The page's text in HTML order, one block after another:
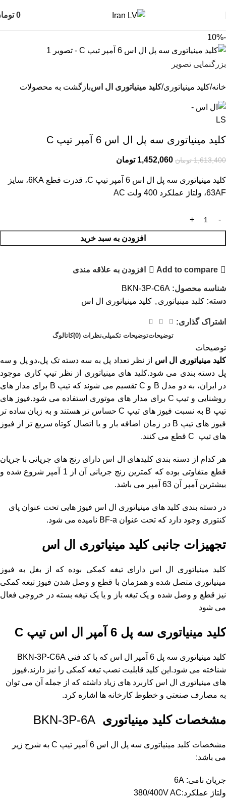
0
-10%
بزرگنمایی تصویر
خانه کلید مینیاتوری کلید مینیاتوری ال اسبازگشت به محصولات
کلید مینیاتوری سه پل ال اس 6 آمپر تیپ C
1,613,400 تومان 1,452,060 تومان
کلید مینیاتوری سه پل ال اس 6 آمپر تیپ C، قدرت قطع 6KA، سایز
63AF، ولتاژ عملکرد 400 ولت AC
افزودن به سبد خرید
Add to compare افزودن به علاقه مندی
شناسه محصول: BKN-3P-C6A
دسته: کلید مینیاتوری , کلید مینیاتوری ال اس
اشتراک گذاری:
توضیحاتتوضیحات تکمیلینظرات (0) کاتالوگ
توضیحات
کلید مینیاتوری ال اس از نظر تعداد پل به سه دسته تک پل،دو پل و سه
پل دسته بندی می شود.کلید های مینیاتوری از نظر تیپ کاری موجود
در ایران، به دو مدل B و C تقسیم می شوند که تیپ B برای مدار های
روشنایی و تیپ C برای مدار های موتوری استفاده می شود.فیوز های
تیپ B به نسبت فیوز های تیپ C حساس تر هستند و به زبان ساده تر
فیوز های تیپ B در زمان اضافه بار و یا اتصال کوتاه سریع تر از فیوز
های تیپ C قطع می کنند.
هر کدام از دسته بندی کلیدهای ال اس دارای رنج های جریانی با جریان
قطع متفاوتی بوده که کمترین رنج جریانی آن از 1 آمپر شروع شده و
بیشترین آمپر آن 63 آمپر می باشد.
در دسته بندی کلید های مینیاتوری ال اس فیوز هایی تحت عنوان پای
کنتوری وجود دارد که تحت عنوان BF-a نامیده می شود.
تجهیزات جانبی کلید مینیاتوری ال اس
کلید مینیاتوری ال اس دارای تیغه کمکی بوده که از بغل به فیوز
مینیاتوری متصل شده و همزمان با قطع و وصل شدن فیوز تیغه کمکی
نیز قطع و وصل شده و یک تیغه باز و یا یک تیغه بسته در خروجی فعال
می شود
کلید مینیاتوری سه پل 6 آمپر ال اس تیپ C
شناخته می شود.این کلید قابلیت نصب تیغه کمکی را نیز دارند.فیوز
های مینیاتوری ال اس کاربرد های زیاد داشته که از جمله آن می توان
به مصارف صنعتی و خطوط کارخانه ها اشاره کرد.
مشخصاتکلید مینیاتوری
مشخصات کلید مینیاتوری سه پل ال اس 6 آمپر تیپ C به شرح زیر
می باشد:
جریان نامی: 6A
ولتاژ عملکرد:380/400V AC